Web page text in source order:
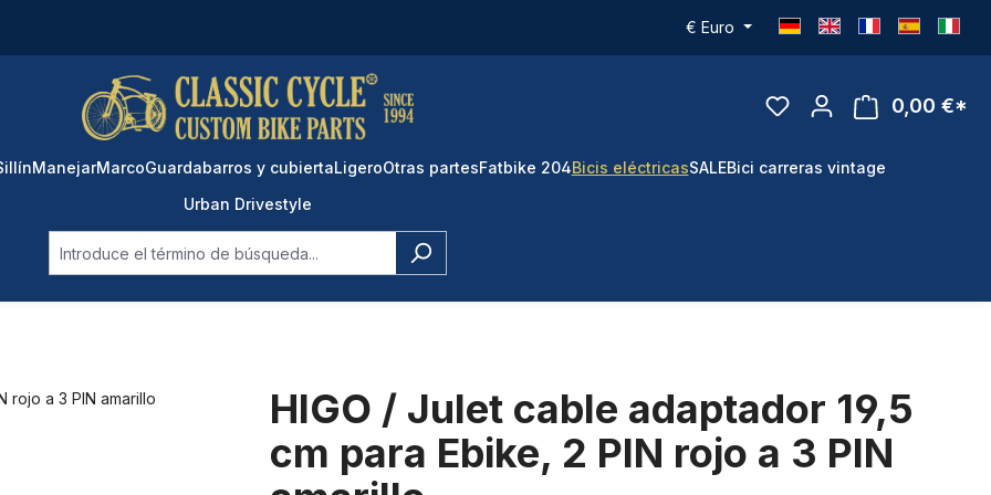
€ Euro
0,00 €*
ManejarMarcoGuardabarros y cubiertaLigeroOtras partesFatbike 204Bicis eléctricasSALEBici carreras vintage
Urban Drivestyle
HIGO / Julet cable adaptador 19,5
cm para Ebike, 2 PIN rojo a 3 PIN